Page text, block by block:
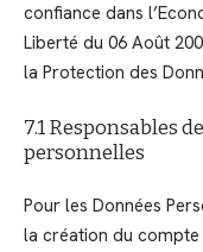
confiance dans
Liberté du 06 Août
la Protection des
7.1 Responsables
personnelles
Pour les Données
la création du compte